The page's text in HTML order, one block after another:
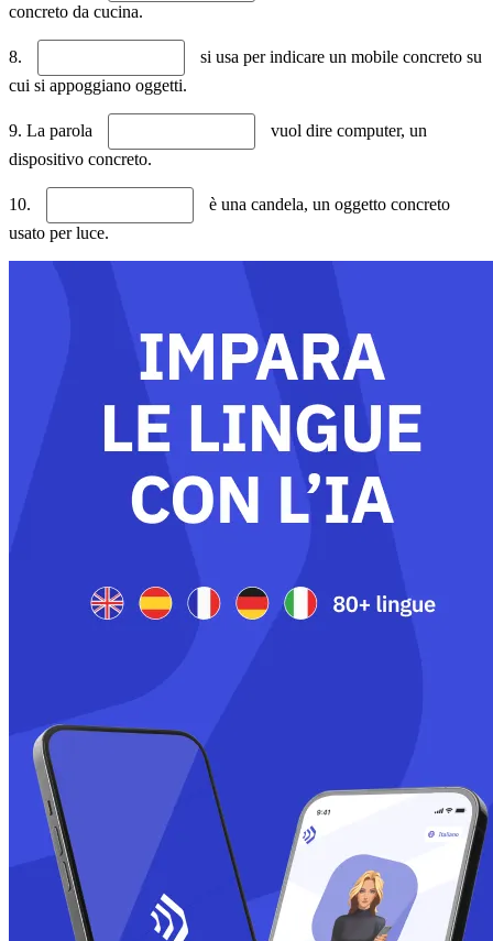
concreto da cucina.
8.
si usa per indicare un mobile concreto su
cui si appoggiano oggetti.
9. La parola
vuol dire computer, un
dispositivo concreto.
10.
è una candela, un oggetto concreto
usato per luce.